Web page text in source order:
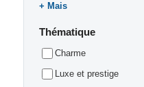
Mais
Thématique
Charme
Luxe et prestige